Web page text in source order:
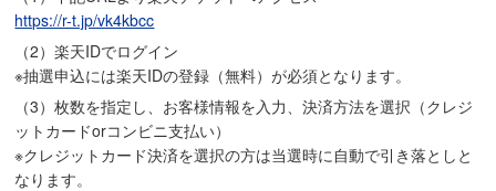
https://r-t.jp/vk4kbcc
（2）楽天IDでログイン
※抽選申込には楽天IDの登録（無料）が必須となります。
（3）枚数を指定し、お客様情報を入力、決済方法を選択（クレジ
ットカードorコンビニ支払い）
※クレジットカード決済を選択の方は当選時に自動で引き落としと
なります。